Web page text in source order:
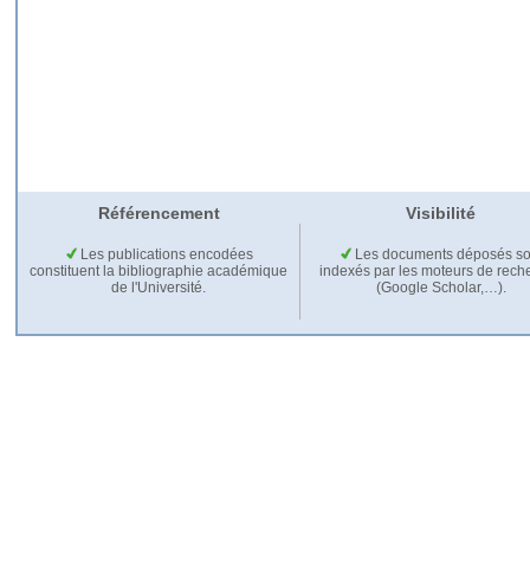
Référencement Visibilité
Les publications encodées
constituent la bibliographie académique
de l'Université.
Les documents déposés
indexés par les moteurs de
(Google Scholar,…).